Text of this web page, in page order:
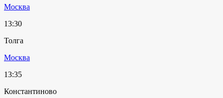
Москва
13:30
Толга
Москва
13:35
Константиново